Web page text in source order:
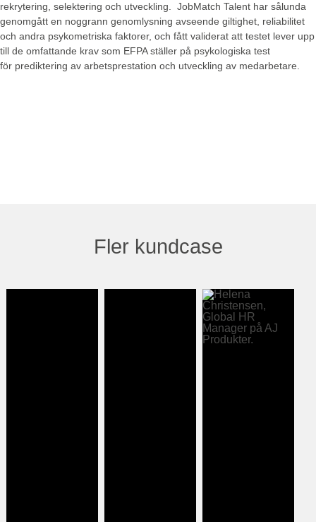
rekrytering, selektering och utveckling. JobMatch Talent har sålunda
genomgått en noggrann genomlysning avseende giltighet, reliabilitet
och andra psykometriska faktorer, och fått validerat att testet lever upp
till de omfattande krav som EFPA ställer på psykologiska test
för prediktering av arbetsprestation och utveckling av medarbetare.
Fler kundcase